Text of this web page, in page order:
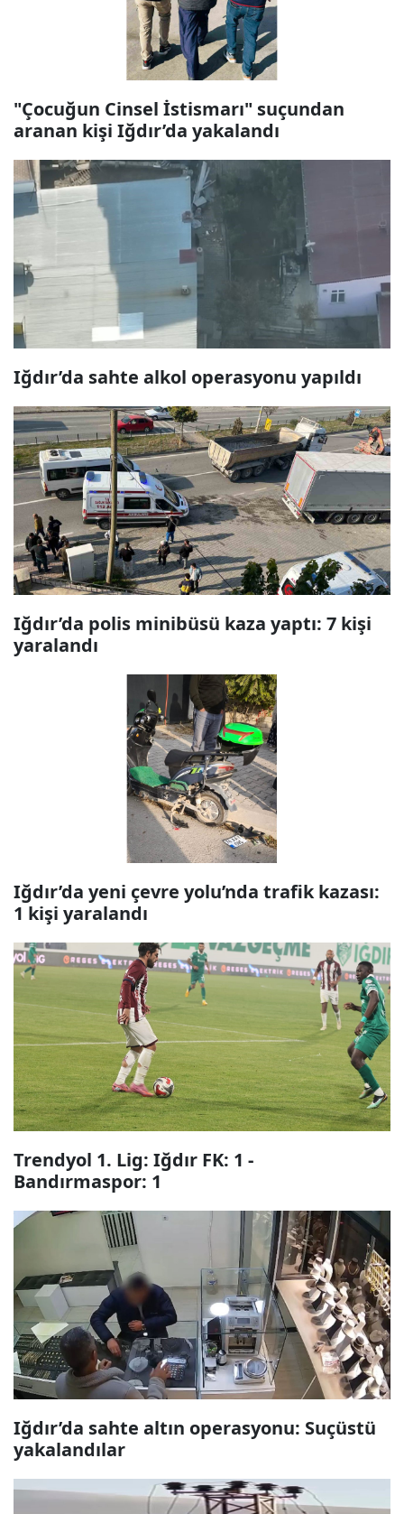
"Çocuğun Cinsel İstismarı" suçundan
aranan kişi Iğdır’da yakalandı
Iğdır’da sahte alkol operasyonu yapıldı
Iğdır’da polis minibüsü kaza yaptı: 7 kişi
yaralandı
Iğdır’da yeni çevre yolu’nda trafik kazası:
1 kişi yaralandı
Trendyol 1. Lig: Iğdır FK: 1 -
Bandırmaspor: 1
Iğdır’da sahte altın operasyonu: Suçüstü
yakalandılar